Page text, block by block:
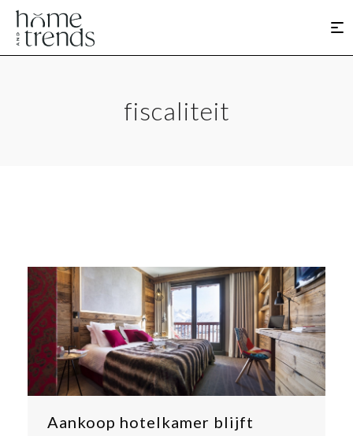
fiscaliteit
Aankoop hotelkamer blijft